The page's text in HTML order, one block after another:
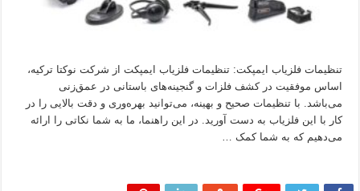
تنظیمات فلزیاب ایمپکت: تنظیمات فلزیاب ایمپکت از شرکت نوکتا ترکیه،
اساس موفقیت در کشف فلزات و گنجینه‌های باستانی در عمق‌زنی
می‌باشد. با تنظیمات صحیح و بهینه، می‌توانید بهره‌وری و دقت بالایی را در
کار با این فلزیاب به دست آورید. در این راهنما، ما به شما نکاتی را ارائه
می‌دهیم که به شما کمک …